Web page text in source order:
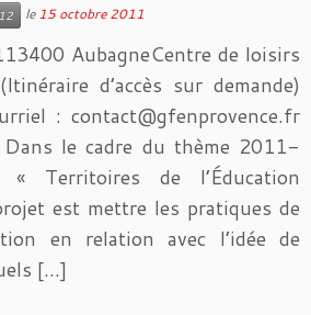
le15 octobre 2011
AubagneCentre de loisirs
d’accès sur demande)
: contact@gfenprovence.fr
le cadre du thème 2011-
Territoires de l’Éducation
est mettre les pratiques de
en relation avec l’idée de
[…]